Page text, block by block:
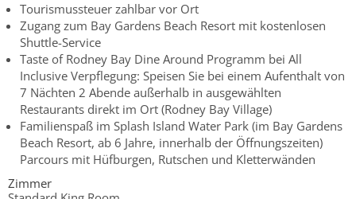
Tourismussteuer zahlbar vor Ort
Zugang zum Bay Gardens Beach Resort mit kostenlosen
Shuttle-Service
Taste of Rodney Bay Dine Around Programm bei All
Inclusive Verpflegung: Speisen Sie bei einem Aufenthalt von
7 Nächten 2 Abende außerhalb in ausgewählten
Restaurants direkt im Ort (Rodney Bay Village)
Familienspaß im Splash Island Water Park (im Bay Gardens
Beach Resort, ab 6 Jahre, innerhalb der Öffnungszeiten)
Parcours mit Hüfburgen, Rutschen und Kletterwänden
Zimmer